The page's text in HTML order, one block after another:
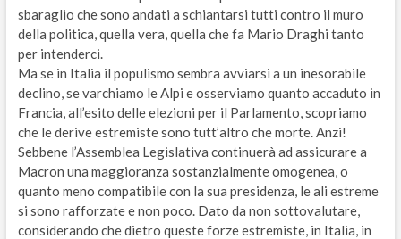
sbaraglio che sono andati a schiantarsi tutti contro il muro
della politica, quella vera, quella che fa Mario Draghi tanto
per intenderci.
Ma se in Italia il populismo sembra avviarsi a un inesorabile
declino, se varchiamo le Alpi e osserviamo quanto accaduto in
Francia, all’esito delle elezioni per il Parlamento, scopriamo
che le derive estremiste sono tutt’altro che morte. Anzi!
Sebbene l’Assemblea Legislativa continuerà ad assicurare a
Macron una maggioranza sostanzialmente omogenea, o
quanto meno compatibile con la sua presidenza, le ali estreme
si sono rafforzate e non poco. Dato da non sottovalutare,
considerando che dietro queste forze estremiste, in Italia, in